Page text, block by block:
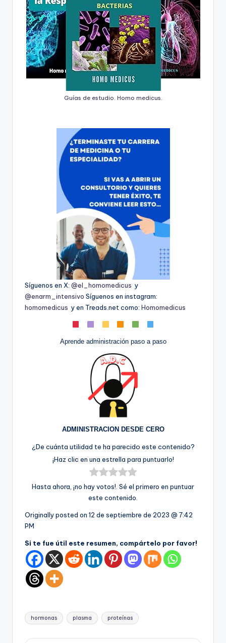
Guías de estudio. Homo medicus.
Síguenos en X: @el_homomedicus y
@enarm_intensivo Síguenos en instagram:
homomedicus y en Treads.net como: Homomedicus
Aprende administración paso a paso
ADMINISTRACION DESDE CERO
¿De cuánta utilidad te ha parecido este contenido?
¡Haz clic en una estrella para puntuarlo!
Hasta ahora, ¡no hay votos!. Sé el primero en puntuar
este contenido.
Originally posted on 12 de septiembre de 2023 @ 7:42
PM
Si te fue útil este resumen, compártelo por favor!
Etiquetas:
hormonas plasma proteínas